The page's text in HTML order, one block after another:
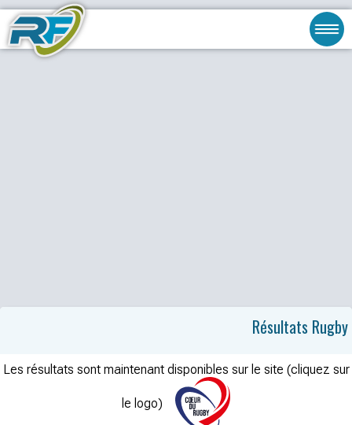
Résultats Rugby
Les résultats sont maintenant disponibles sur le site (cliquez sur
le logo)